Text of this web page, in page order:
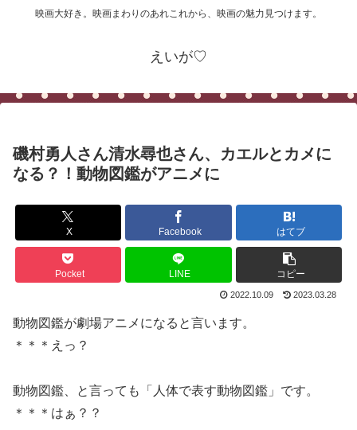
映画大好き。映画まわりのあれこれから、映画の魅力見つけます。
えいが♡
磯村勇人さん清水尋也さん、カエルとカメに
なる？！動物図鑑がアニメに
X Facebook はてブ
Pocket LINE コピー
2022.10.09 2023.03.28
動物図鑑が劇場アニメになると言います。
＊＊＊えっ？
動物図鑑、と言っても「人体で表す動物図鑑」です。
＊＊＊はぁ？？